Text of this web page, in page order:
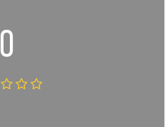
0